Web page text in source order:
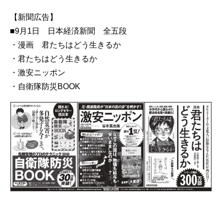
【新聞広告】
■9月1日 日本経済新聞 全五段
・漫画 君たちはどう生きるか
・君たちはどう生きるか
・激安ニッポン
・自衛隊防災BOOK